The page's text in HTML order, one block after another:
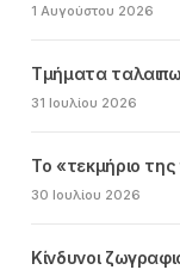
1 Αυγούστου 2026
Τμήματα
31 Ιουλίου 2026
Το «τεκμήριο της
30 Ιουλίου 2026
Κίνδυνοι